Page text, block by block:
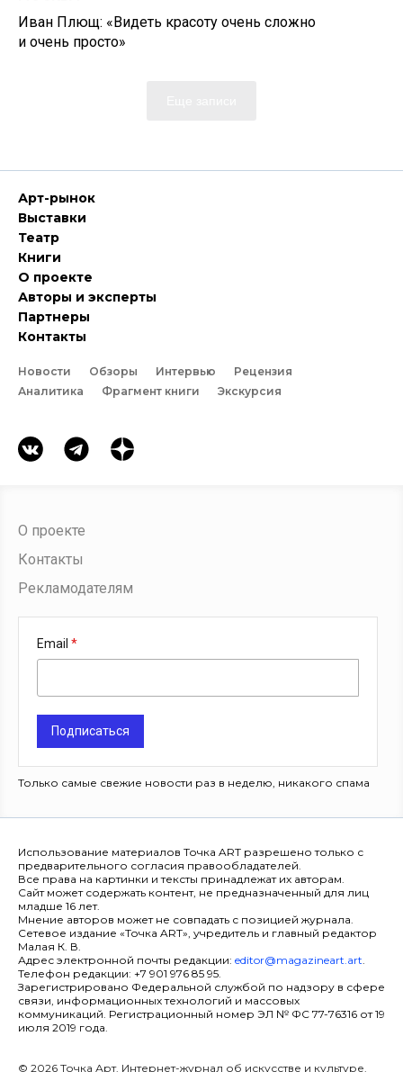
Иван Плющ: «Видеть красоту очень сложно
и очень просто»
Арт-рынок
Выставки
Театр
Книги
О проекте
Авторы и эксперты
Партнеры
Контакты
Новости Обзоры Интервью
Рецензия
Аналитика
Фрагмент книги Экскурсия
О проекте
Контакты
Рекламодателям
Email
Подписаться
Только самые свежие новости раз в неделю, никакого спама
Использование материалов Точка ART разрешено только с
предварительного согласия правообладателей.
Все права на картинки и тексты принадлежат их авторам.
Сайт может содержать контент, не предназначенный для лиц
младше 16 лет.
Мнение авторов может не совпадать с позицией журнала.
Сетевое издание «Точка ART», учредитель и главный редактор
Малая К. В.
Адрес электронной почты редакции: editor@magazineart.art.
Телефон редакции: +7 901 976 85 95.
Зарегистрировано Федеральной службой по надзору в сфере
связи, информационных технологий и массовых
коммуникаций. Регистрационный номер ЭЛ № ФС 77-76316 от 19
июля 2019 года.
© 2026 Точка Арт. Интернет-журнал об искусстве и культуре.